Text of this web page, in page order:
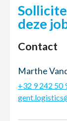
deze
Contact
Marthe
+32 9 242 50